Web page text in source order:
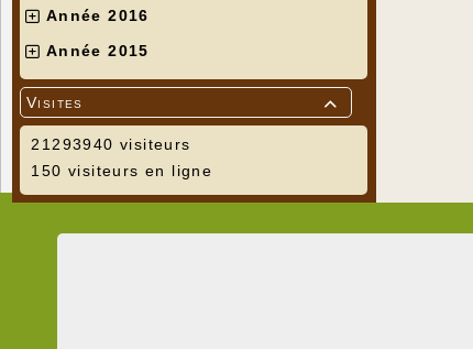
Année 2016
Année 2015

Visites
21293940 visiteurs
150 visiteurs en ligne